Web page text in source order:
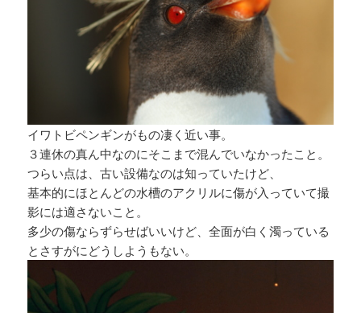
イワトビペンギンがもの凄く近い事。
３連休の真ん中なのにそこまで混んでいなかったこと。
つらい点は、古い設備なのは知っていたけど、
基本的にほとんどの水槽のアクリルに傷が入っていて撮
影には適さないこと。
多少の傷ならずらせばいいけど、全面が白く濁っている
とさすがにどうしようもない。